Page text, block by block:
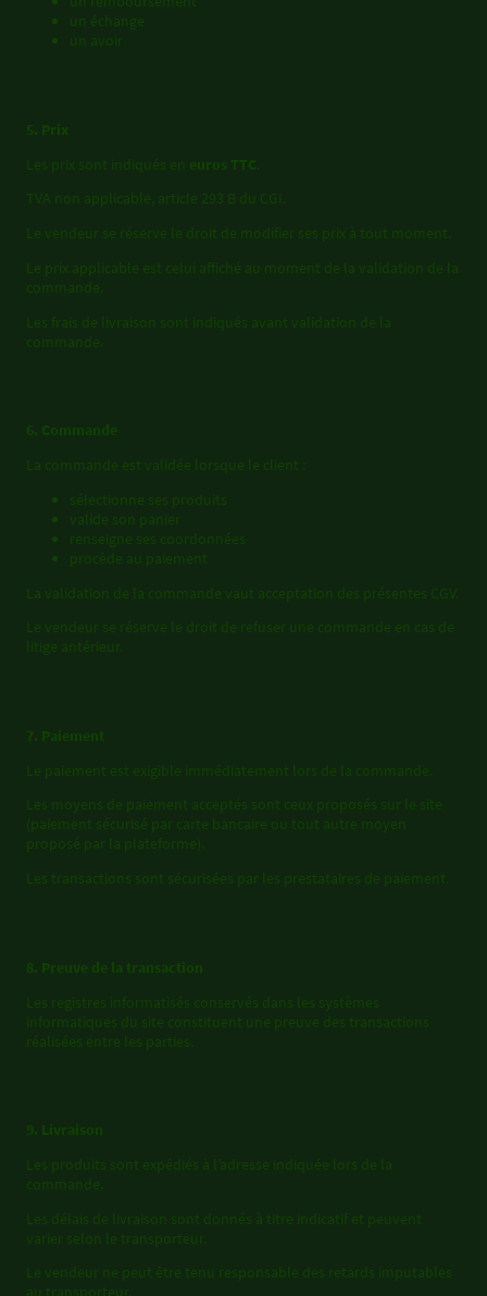
un échange
un avoir
5. Prix
Les prix sont indiqués en euros TTC
TVA non applicable, article 293 B du CGI.
Le vendeur se réserve le droit de modifier ses prix à tout moment.
Le prix applicable est celui affiché au moment de la validation de la
commande.
Les frais de livraison sont indiqués avant validation de la
commande.
6. Commande
La commande est validée lorsque le client :
sélectionne ses produits
valide son panier
renseigne ses coordonnées
procède au paiement
La validation de la commande vaut acceptation des présentes CGV.
Le vendeur se réserve le droit de refuser une commande en cas de
litige antérieur.
7. Paiement
Le paiement est exigible immédiatement lors de la commande.
Les moyens de paiement acceptés sont ceux proposés sur le site
(paiement sécurisé par carte bancaire ou tout autre moyen
proposé par la plateforme).
Les transactions sont sécurisées par les prestataires de paiement.
8. Preuve de la transaction
Les registres informatisés conservés dans les systèmes
informatiques du site constituent une preuve des transactions
réalisées entre les parties.
9. Livraison
Les produits sont expédiés à l’adresse indiquée lors de la
commande.
Les délais de livraison sont donnés à titre indicatif et peuvent
varier selon le transporteur.
Le vendeur ne peut être tenu responsable des retards imputables